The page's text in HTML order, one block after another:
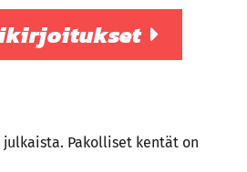
Pakolliset kentät on